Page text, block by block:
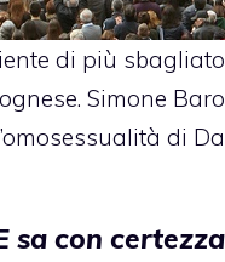
di più
Simone
di
sa con